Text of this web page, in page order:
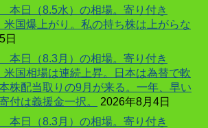
日（8.5水）の相場。寄り付き
国爆上がり。私の持ち株は上がらな
日
日（8.3月）の相場。寄り付き
国相場は連続上昇。日本は為替で軟
株配当取りの9月が来る。一年、早い
付は義援金一択。
2026年8月4日
日（8.3月）の相場。寄り付き